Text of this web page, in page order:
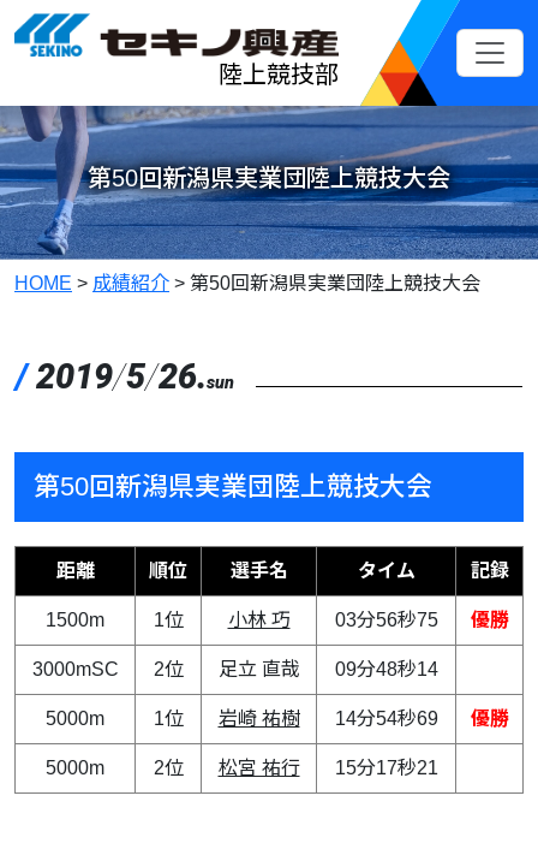
メインコンテンツへスキップ
陸上競技部
第50回新潟県実業団陸上競技大会
HOME > 成績紹介 > 第50回新潟県実業団陸上競技大会
/2019/5/26.sun
第50回新潟県実業団陸上競技大会
距離 順位 選手名 タイム 記録
1500m 1位 小林 巧 03分56秒75 優勝
3000mSC 2位 足立 直哉 09分48秒14
5000m 1位 岩崎 祐樹 14分54秒69 優勝
5000m 2位 松宮 祐行 15分17秒21